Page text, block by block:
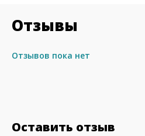
Отзывы
Отзывов пока нет
Оставить отзыв